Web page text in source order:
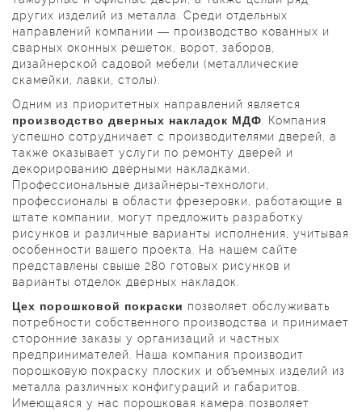
других изделий из металла. Среди отдельных
направлений компании — производство кованных и
сварных оконных решеток, ворот, заборов,
дизайнерской садовой мебели (металлические
скамейки, лавки, столы).
Одним из приоритетных направлений является
производство дверных накладок МДФ . Компания
успешно сотрудничает с производителями дверей, а
также оказывает услуги по ремонту дверей и
декорированию дверными накладками.
Профессиональные дизайнеры-технологи,
профессионалы в области фрезеровки, работающие в
штате компании, могут предложить разработку
рисунков и различные варианты исполнения, учитывая
особенности вашего проекта. На нашем сайте
представлены свыше 280 готовых рисунков и
варианты отделок дверных накладок.
Цех порошковой покраски позволяет обслуживать
потребности собственного производства и принимает
сторонние заказы у организаций и частных
предпринимателей. Наша компания производит
порошковую покраску плоских и объемных изделий из
металла различных конфигураций и габаритов.
Имеющаяся у нас порошковая камера позволяет